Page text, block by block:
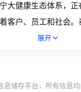
大健康生态体系，
客户、员工和社会。
从保险行业转型发展
“幸福有约”保险计划
的链接。在服务端
展开
息储存平台，所有信息